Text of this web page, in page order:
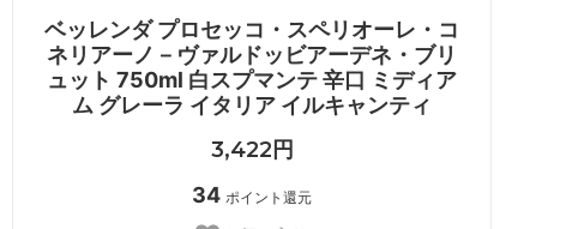
ベッレンダ プロセッコ・スペリオーレ・コ
ネリアーノ－ヴァルドッビアーデネ・ブリ
ュット 750ml 白スプマンテ 辛口 ミディア
ム グレーラ イタリア イルキャンティ
3,422円
34 ポイント還元